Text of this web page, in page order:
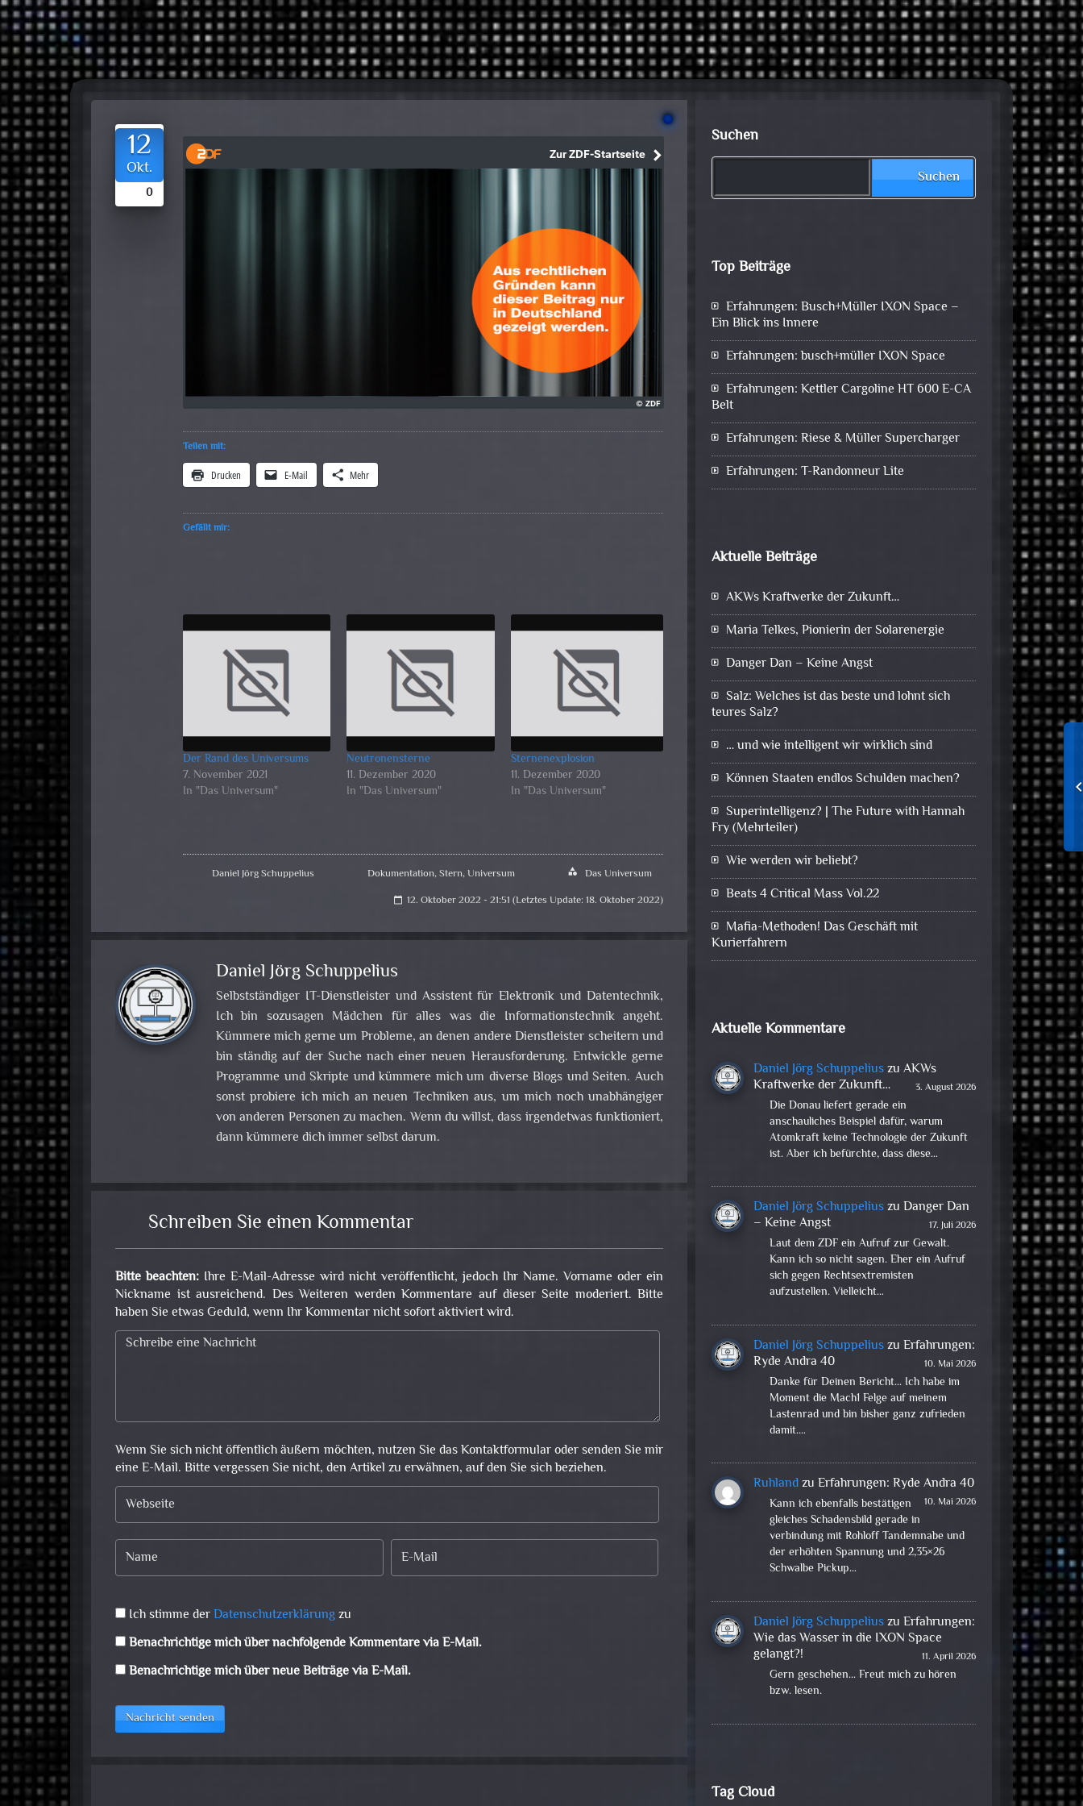
12
Okt.
0
Teilen mit:
Drucken E-Mail Mehr
Gefällt mir:
Der Rand des Universums
7. November 2021
In "Das Universum"
Neutronensterne
11. Dezember 2020
In "Das Universum"
Sternenexplosion
11. Dezember 2020
In "Das Universum"
Daniel Jörg Schuppelius Dokumentation,Stern,Universum category Das Universum
calendar_today 12. Oktober 2022 - 21:51 (Letztes Update: 18. Oktober 2022)
Daniel Jörg Schuppelius
Selbstständiger IT-Dienstleister und Assistent für Elektronik und Datentechnik,
Ich bin sozusagen Mädchen für alles was die Informationstechnik angeht.
Kümmere mich gerne um Probleme, an denen andere Dienstleister scheitern und
bin ständig auf der Suche nach einer neuen Herausforderung. Entwickle gerne
Programme und Skripte und kümmere mich um diverse Blogs und Seiten. Auch
sonst probiere ich mich an neuen Techniken aus, um mich noch unabhängiger
von anderen Personen zu machen. Wenn du willst, dass irgendetwas funktioniert,
dann kümmere dich immer selbst darum.
Schreiben Sie einen Kommentar
Bitte beachten: Ihre E-Mail-Adresse wird nicht veröffentlicht, jedoch Ihr Name. Vorname oder ein
Nickname ist ausreichend. Des Weiteren werden Kommentare auf dieser Seite moderiert. Bitte
haben Sie etwas Geduld, wenn Ihr Kommentar nicht sofort aktiviert wird.
Wenn Sie sich nicht öffentlich äußern möchten, nutzen Sie das Kontaktformular oder senden Sie mir
eine E-Mail. Bitte vergessen Sie nicht, den Artikel zu erwähnen, auf den Sie sich beziehen.
Ich stimme derDatenschutzerklärungzu
Benachrichtige mich über nachfolgende Kommentare via E-Mail.
Benachrichtige mich über neue Beiträge via E-Mail.
Nachricht senden
Suchen
Suchen
Top Beiträge
Erfahrungen: Busch+Müller IXON Space –
Ein Blick ins Innere
Erfahrungen: busch+müller IXON Space
Erfahrungen: Kettler Cargoline HT 600 E-CA
Belt
Erfahrungen: Riese & Müller Supercharger
Erfahrungen: T-Randonneur Lite
Aktuelle Beiträge
AKWs Kraftwerke der Zukunft…
Maria Telkes, Pionierin der Solarenergie
Danger Dan – Keine Angst
Salz: Welches ist das beste und lohnt sich
teures Salz?
… und wie intelligent wir wirklich sind
Können Staaten endlos Schulden machen?
Superintelligenz? | The Future with Hannah
Fry (Mehrteiler)
Wie werden wir beliebt?
Beats 4 Critical Mass Vol.22
Mafia-Methoden! Das Geschäft mit
Kurierfahrern
Aktuelle Kommentare
Daniel Jörg SchuppeliuszuAKWs
Kraftwerke der Zukunft…
3. August 2026
Die Donau liefert gerade ein
anschauliches Beispiel dafür, warum
Atomkraft keine Technologie der Zukunft
ist. Aber ich befürchte, dass diese…
Daniel Jörg SchuppeliuszuDanger Dan
– Keine Angst
17. Juli 2026
Laut dem ZDF ein Aufruf zur Gewalt.
Kann ich so nicht sagen. Eher ein Aufruf
sich gegen Rechtsextremisten
aufzustellen. Vielleicht…
Daniel Jörg SchuppeliuszuErfahrungen:
Ryde Andra 40
10. Mai 2026
Danke für Deinen Bericht... Ich habe im
Moment die Mach1 Felge auf meinem
Lastenrad und bin bisher ganz zufrieden
damit.…
RuhlandzuErfahrungen: Ryde Andra 40
10. Mai 2026
Kann ich ebenfalls bestätigen
gleiches Schadensbild gerade in
verbindung mit Rohloff Tandemnabe und
der erhöhten Spannung und 2,35×26
Schwalbe Pickup…
Daniel Jörg SchuppeliuszuErfahrungen:
Wie das Wasser in die IXON Space
gelangt?!
11. April 2026
Gern geschehen... Freut mich zu hören
bzw. lesen.
Tag Cloud